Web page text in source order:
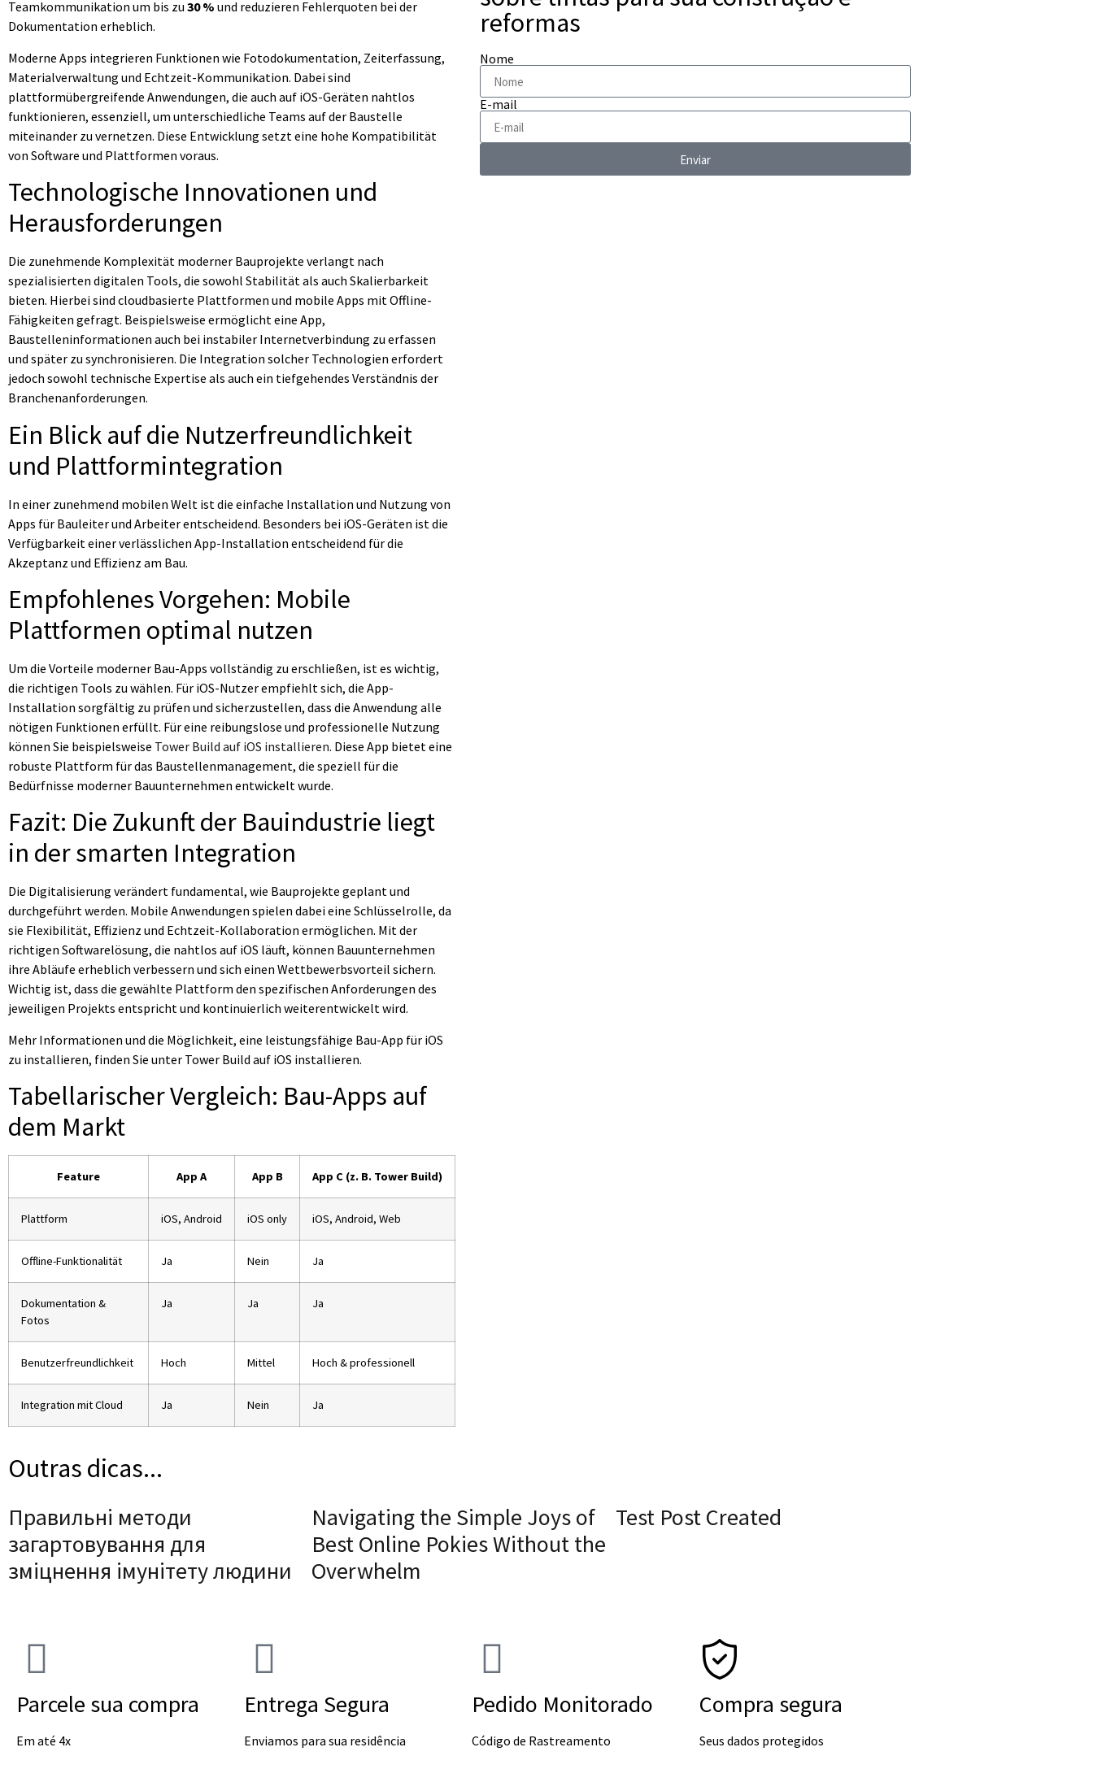
Teamkommunikation um bis zu 30 % und reduzieren Fehlerquoten bei der
Dokumentation erheblich.
Moderne Apps integrieren Funktionen wie Fotodokumentation, Zeiterfassung,
Materialverwaltung und Echtzeit-Kommunikation. Dabei sind
plattformübergreifende Anwendungen, die auch auf iOS-Geräten nahtlos
funktionieren, essenziell, um unterschiedliche Teams auf der Baustelle
miteinander zu vernetzen. Diese Entwicklung setzt eine hohe Kompatibilität
von Software und Plattformen voraus.
Technologische Innovationen und
Herausforderungen
Die zunehmende Komplexität moderner Bauprojekte verlangt nach
spezialisierten digitalen Tools, die sowohl Stabilität als auch Skalierbarkeit
bieten. Hierbei sind cloudbasierte Plattformen und mobile Apps mit Offline-
Fähigkeiten gefragt. Beispielsweise ermöglicht eine App,
Baustelleninformationen auch bei instabiler Internetverbindung zu erfassen
und später zu synchronisieren. Die Integration solcher Technologien erfordert
jedoch sowohl technische Expertise als auch ein tiefgehendes Verständnis der
Branchenanforderungen.
Ein Blick auf die Nutzerfreundlichkeit
und Plattformintegration
In einer zunehmend mobilen Welt ist die einfache Installation und Nutzung von
Apps für Bauleiter und Arbeiter entscheidend. Besonders bei iOS-Geräten ist die
Verfügbarkeit einer verlässlichen App-Installation entscheidend für die
Akzeptanz und Effizienz am Bau.
Empfohlenes Vorgehen: Mobile
Plattformen optimal nutzen
Um die Vorteile moderner Bau-Apps vollständig zu erschließen, ist es wichtig,
die richtigen Tools zu wählen. Für iOS-Nutzer empfiehlt sich, die App-
Installation sorgfältig zu prüfen und sicherzustellen, dass die Anwendung alle
nötigen Funktionen erfüllt. Für eine reibungslose und professionelle Nutzung
können Sie beispielsweise Tower Build auf iOS installieren. Diese App bietet eine
robuste Plattform für das Baustellenmanagement, die speziell für die
Bedürfnisse moderner Bauunternehmen entwickelt wurde.
Fazit: Die Zukunft der Bauindustrie liegt
in der smarten Integration
Die Digitalisierung verändert fundamental, wie Bauprojekte geplant und
durchgeführt werden. Mobile Anwendungen spielen dabei eine Schlüsselrolle, da
sie Flexibilität, Effizienz und Echtzeit-Kollaboration ermöglichen. Mit der
richtigen Softwarelösung, die nahtlos auf iOS läuft, können Bauunternehmen
ihre Abläufe erheblich verbessern und sich einen Wettbewerbsvorteil sichern.
Wichtig ist, dass die gewählte Plattform den spezifischen Anforderungen des
jeweiligen Projekts entspricht und kontinuierlich weiterentwickelt wird.
Mehr Informationen und die Möglichkeit, eine leistungsfähige Bau-App für iOS
zu installieren, finden Sie unter Tower Build auf iOS installieren.
Tabellarischer Vergleich: Bau-Apps auf
dem Markt
Feature App A App B App C (z. B. Tower Build)
Plattform iOS, Android iOS only iOS, Android, Web
Offline-Funktionalität Ja Nein Ja
Dokumentation &
Fotos
Ja Ja Ja
Benutzerfreundlichkeit Hoch Mittel Hoch & professionell
Integration mit Cloud Ja Nein Ja
reformas
Nome
E-mail
Enviar
Outras dicas...
Правильні методи
загартовування для
зміцнення імунітету людини
Navigating the Simple Joys of
Best Online Pokies Without the
Overwhelm
Test Post Created
Parcele sua compra
Em até 4x
Entrega Segura
Enviamos para sua residência
Pedido Monitorado
Código de Rastreamento
Compra segura
Seus dados protegidos